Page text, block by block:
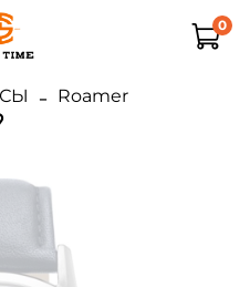
0
Roamer